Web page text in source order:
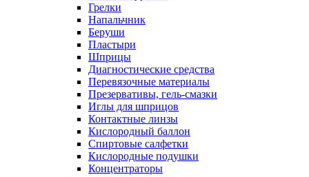
Грелки
Напальчник
Беруши
Пластыри
Шприцы
Диагностические средства
Перевязочные материалы
Презервативы, гель-смазки
Иглы для шприцов
Контактные линзы
Кислородный баллон
Спиртовые салфетки
Кислородные подушки
Концентраторы